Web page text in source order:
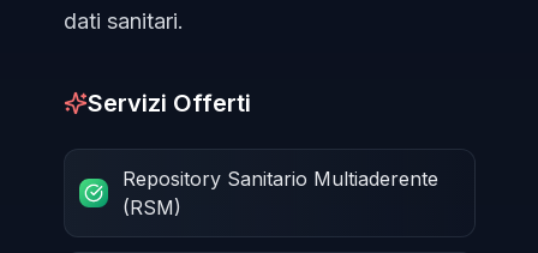
dati sanitari.
Servizi Offerti
Repository Sanitario Multiaderente
(RSM)